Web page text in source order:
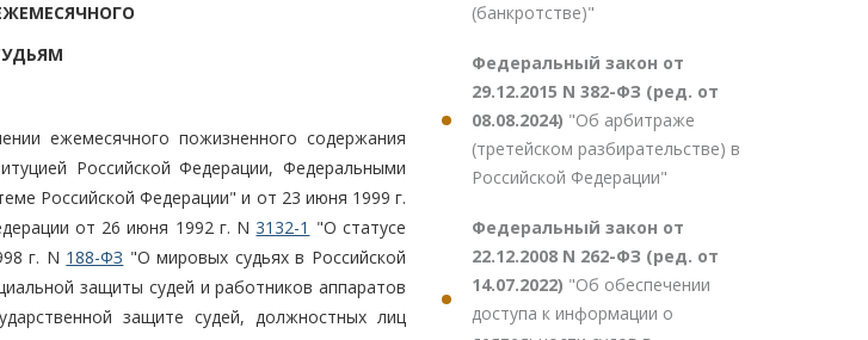
ежемесячного пожизненного содержания
Российской Федерации, Федеральными
Российской Федерации" и от 23 июня 1999 г.
от 26 июня 1992 г. N3132-1 "О статусе
г. N 188-ФЗ "О мировых судьях в Российской
защиты судей и работников аппаратов
защите судей, должностных лиц
(банкротстве)"
Федеральный закон от
29.12.2015 N 382-ФЗ (ред. от
08.08.2024) "Об арбитраже
(третейском разбирательстве) в
Российской Федерации"
Федеральный закон от
22.12.2008 N 262-ФЗ (ред. от
14.07.2022) "Об обеспечении
доступа к информации о